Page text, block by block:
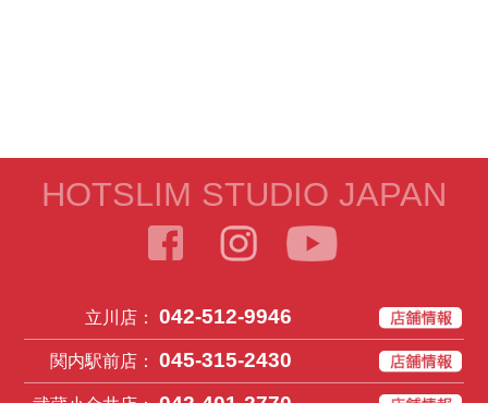
HOTSLIM STUDIO JAPAN
立川店： 042-512-9946
関内駅前店： 045-315-2430